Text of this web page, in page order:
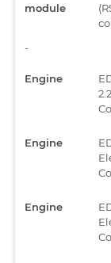
module
-
Engine
Engine
Engine